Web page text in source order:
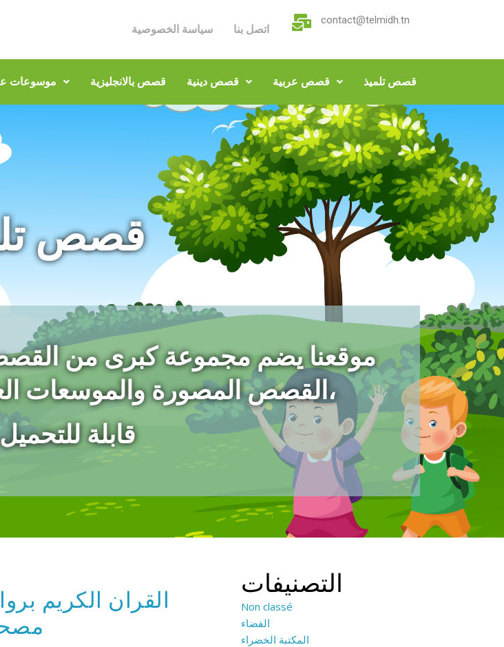
سياسة الخصوصية اتصل بنا
contact@telmidh.tn
موسوعات قصص بالانجليزية قصص دينية قصص عربية قصص تلميذ
قصص
موقعنا يضم مجموعة كبرى من
،القصص المصورةوالموسعات
PDF قابلة للتحميل
القران الكريم
التصنيفات
Non classé
الفضاء
المكتبة الخضراء